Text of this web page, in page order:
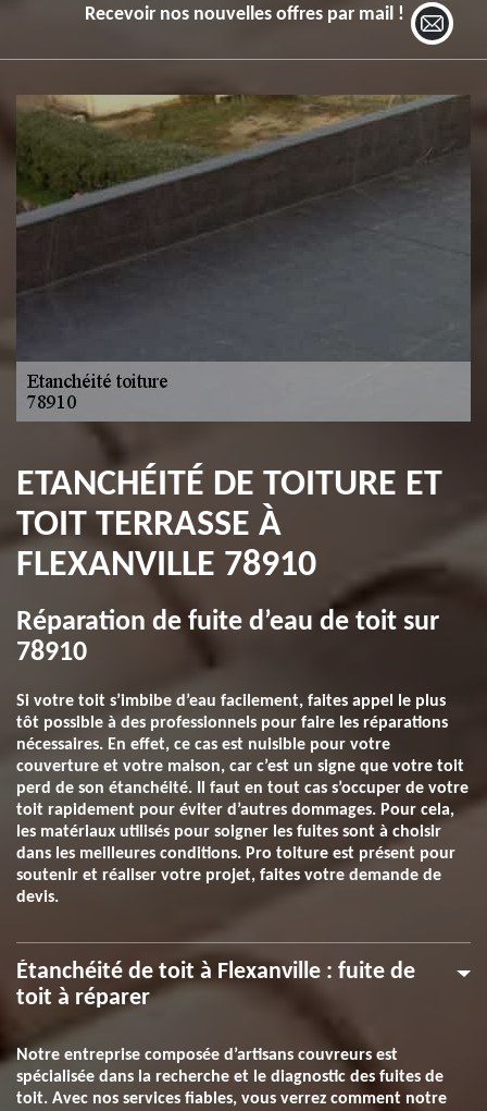
Recevoir nos nouvelles offres par mail !
ETANCHÉITÉ DE TOITURE ET
TOIT TERRASSE À
FLEXANVILLE 78910
Réparation de fuite d’eau de toit sur
78910
Si votre toit s’imbibe d’eau facilement, faites appel le plus
tôt possible à des professionnels pour faire les réparations
nécessaires. En effet, ce cas est nuisible pour votre
couverture et votre maison, car c’est un signe que votre toit
perd de son étanchéité. Il faut en tout cas s’occuper de votre
toit rapidement pour éviter d’autres dommages. Pour cela,
les matériaux utilisés pour soigner les fuites sont à choisir
dans les meilleures conditions. Pro toiture est présent pour
soutenir et réaliser votre projet, faites votre demande de
devis.
Étanchéité de toit à Flexanville : fuite de
toit à réparer
Notre entreprise composée d’artisans couvreurs est
spécialisée dans la recherche et le diagnostic des fuites de
toit. Avec nos services fiables, vous verrez comment notre